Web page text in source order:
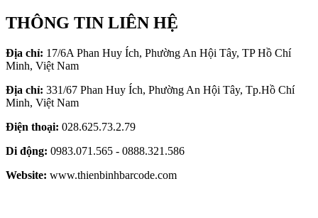
THÔNG TIN LIÊN HỆ
Địa chỉ: 17/6A Phan Huy Ích, Phường An Hội Tây, TP Hồ Chí
Minh, Việt Nam
Địa chỉ: 331/67 Phan Huy Ích, Phường An Hội Tây, Tp.Hồ Chí
Minh, Việt Nam
Điện thoại: 028.625.73.2.79
Di động: 0983.071.565 - 0888.321.586
Website: www.thienbinhbarcode.com